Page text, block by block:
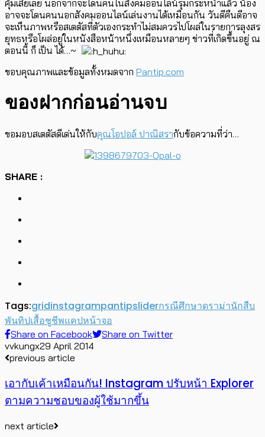
คุ้มเสียเลย นอกจากจะโดนคนในสังคมออนไลน์รุมกระหน่ำแล้ว น้อง
อาจจะโดนคนนอกสังคมออนไลน์เล่นงานได้เหมือนกัน วันดีคืนดีอาจ
จะเห็นภาพหรือสเตตัสที่ตัวเองกระทำไม่สมควรไปโผล่ในรายการลุงสร
ยุทธหรือโผล่อยู่ในหนังสือหน้าหนึ่งเหมือนหลายๆ ข่าวที่เกิดขึ้นอยู่ ณ
ตอนนี้ ก็ เป็น ได้…~
ขอบคุณภาพและข้อมูลทั้งหมดจาก Pantip.com
ของฝากก่อนอ่านจบ
ขอมอบสเตตัสดีเด่นให้กับคุณโอปอล์ ปาณิสรากับข้อความที่ว่า…
SHARE :
Tags:gridinstagrampantipsliderกรณีศึกษาดราม่านักสืบ
พันทิปเสื้อชูชีพแคปหน้าจอ
Share on Facebook
Share on Twitter
vvkungx29 April 2014
previous article
เอากับเค้าเหมือนกัน! Instagram ปรับหน้า Explorer
ตามความชอบของผู้ใช้มากขึ้น
next article